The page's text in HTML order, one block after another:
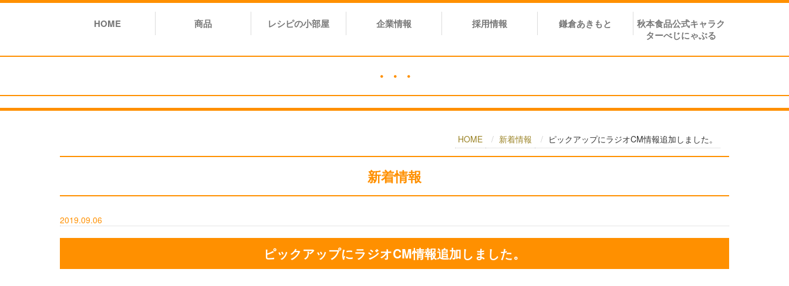
HOME 商品 レシピの小部屋 企業情報 採用情報 鎌倉あきもと
秋本食品公式キャラク
ターべじにゃぶる
・・・
HOME 新着情報 ピックアップにラジオCM情報追加しました。
新着情報
2019.09.06
ピックアップにラジオCM情報追加しました。